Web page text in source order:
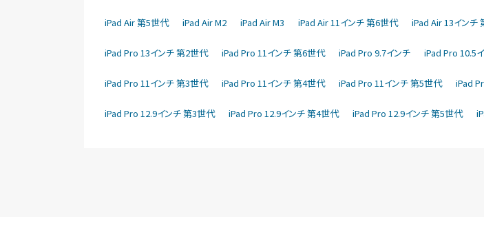
iPad Air 第5世代 iPad Air M2 iPad Air M3 iPad Air 11インチ 第6世代 iPad Air 13インチ
iPad Pro 13インチ 第2世代 iPad Pro 11インチ 第6世代 iPad Pro 9.7インチ iPad Pro 10.5
iPad Pro 11インチ 第3世代 iPad Pro 11インチ 第4世代 iPad Pro 11インチ 第5世代 iPad
iPad Pro 12.9インチ 第3世代 iPad Pro 12.9インチ 第4世代 iPad Pro 12.9インチ 第5世代